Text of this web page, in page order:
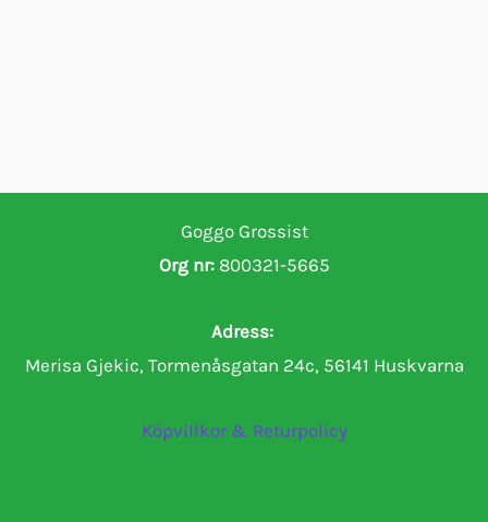
Goggo Grossist
Org nr:800321-5665
Adress:
Merisa Gjekic, Tormenåsgatan 24c, 56141 Huskvarna
Köpvillkor & Returpolicy